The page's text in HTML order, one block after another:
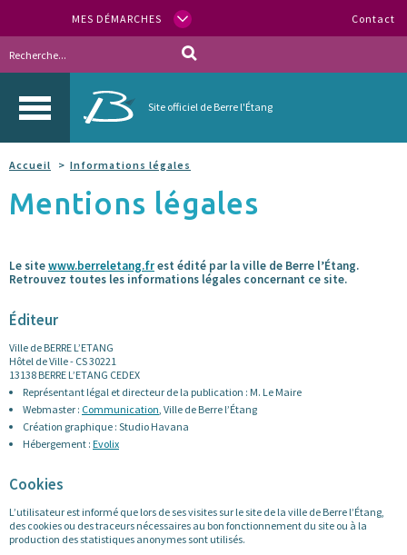
MES DÉMARCHES Contact
Site officiel de Berre l'Étang
Accueil Informations légales
Mentions légales
Le sitewww.berreletang.frest édité par la ville de Berre l’Étang.
Retrouvez toutes les informations légales concernant ce site.
Éditeur
Ville de BERRE L’ETANG
Hôtel de Ville - CS 30221
13138 BERRE L’ETANG CEDEX
Représentant légal et directeur de la publication : M. Le Maire
Webmaster : Communication , Ville de Berre l’Étang
Création graphique : Studio Havana
Hébergement : Evolix
Cookies
L’utilisateur est informé que lors de ses visites sur le site de la ville de Berre l’Étang,
des cookies ou des traceurs nécessaires au bon fonctionnement du site ou à la
production des statistiques anonymes sont utilisés.